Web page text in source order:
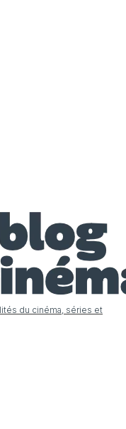
du cinéma, séries et